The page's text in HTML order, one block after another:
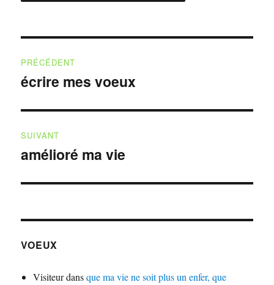
de
PRÉCÉDENT
Publication
écrire mes voeux
SUIVANT
Publication
amélioré ma vie
VOEUX
Visiteurdansque ma vie ne soit plus un enfer, que